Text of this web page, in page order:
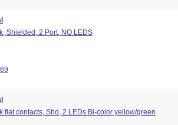
Shielded, 2 Port, NO LEDS
flat contacts, Shd, 2 LEDs Bi-color yellow/green